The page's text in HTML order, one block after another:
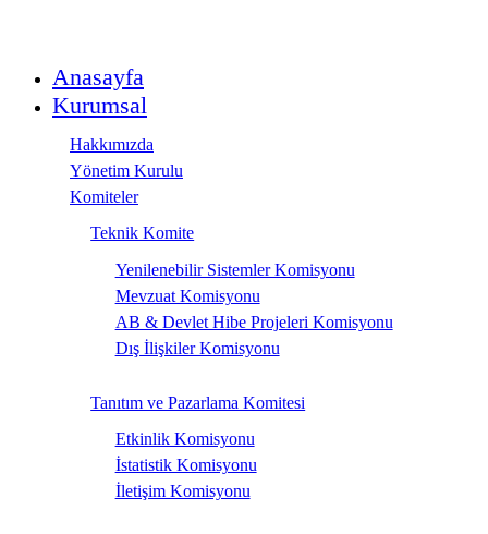
Anasayfa
Kurumsal
Hakkımızda
Yönetim Kurulu
Komiteler
Teknik Komite
Yenilenebilir Sistemler Komisyonu
Mevzuat Komisyonu
AB & Devlet Hibe Projeleri Komisyonu
Dış İlişkiler Komisyonu
Tanıtım ve Pazarlama Komitesi
Etkinlik Komisyonu
İstatistik Komisyonu
İletişim Komisyonu